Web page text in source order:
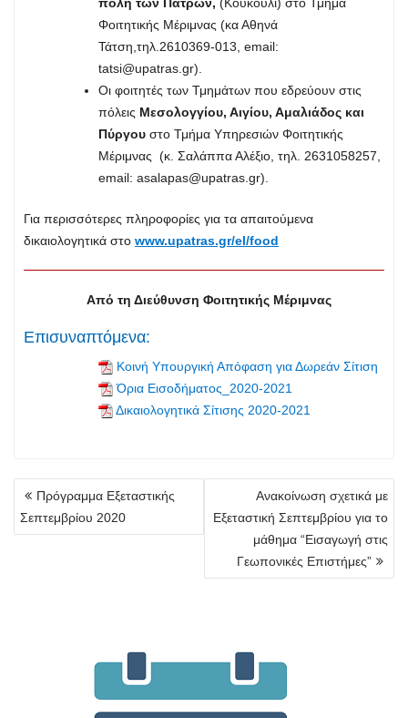
Φοιτητικής Μέριμνας (κα Αθηνά
Τάτση,τηλ.2610369-013, email:
tatsi@upatras.gr).
Οι φοιτητές των Τμημάτων που εδρεύουν στις
πόλεις Μεσολογγίου, Αιγίου, Αμαλιάδος και
Πύργου στο Τμήμα Υπηρεσιών Φοιτητικής
Μέριμνας (κ. Σαλάππα Αλέξιο, τηλ. 2631058257,
email: asalapas@upatras.gr).
Για περισσότερες πληροφορίες για τα απαιτούμενα
δικαιολογητικά στο www.upatras.gr/el/food
Από τη Διεύθυνση Φοιτητικής Μέριμνας
Επισυναπτόμενα:
Κοινή Υπουργική Απόφαση για Δωρεάν Σίτιση
Όρια Εισοδήματος_2020-2021
Δικαιολογητικά Σίτισης 2020-2021
Πλοήγηση
άρθρων
Πρόγραμμα Εξεταστικής
Σεπτεμβρίου 2020
Ανακοίνωση σχετικά με
Εξεταστική Σεπτεμβρίου για το
μάθημα “Εισαγωγή στις
Γεωπονικές Επιστήμες”